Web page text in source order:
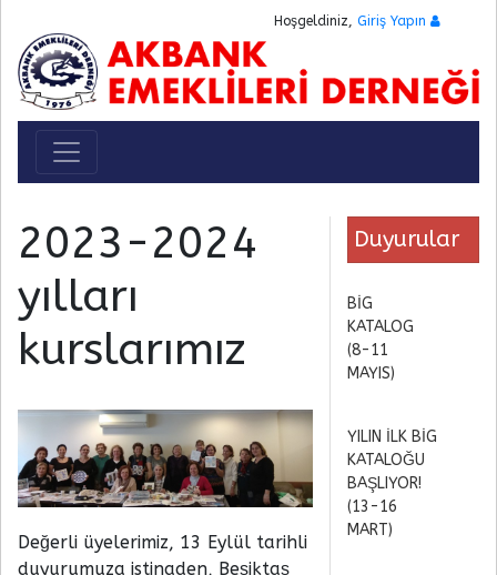
Hoşgeldiniz, Giriş Yapın
Toggle navigation
2023-2024
yılları
kurslarımız
Değerli üyelerimiz, 13 Eylül tarihli
duyurumuza istinaden, Beşiktaş
Duyurular
BİG
KATALOG
(8-11
MAYIS)
YILIN İLK BİG
KATALOĞU
BAŞLIYOR!
(13-16
MART)